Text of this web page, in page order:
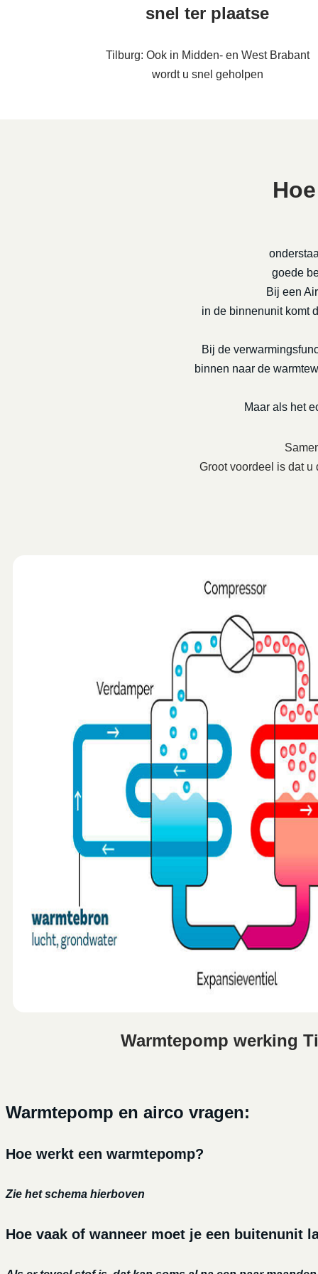
snel ter plaatse
Tilburg: Ook in Midden- en West Brabant
wordt u snel geholpen
goede
Bij een
in de binnenunit komt
Bij de
binnen naar de
Maar als het
Groot voordeel is dat
Warmtepomp werking
Warmtepomp en airco vragen:
Hoe werkt een warmtepomp?
Zie het schema hierboven
Hoe vaak of wanneer moet je een buitenunit